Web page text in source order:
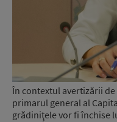
În contextul avertizării
primarul general al
grădiniţele vor fi închise